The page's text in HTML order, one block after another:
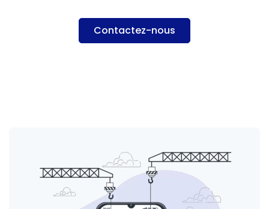
Contactez-nous